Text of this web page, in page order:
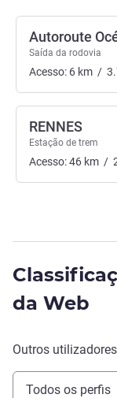
Autoroute
Saída da rodovia
Acesso: 6 km /
RENNES
Estação de trem
Acesso:46 km /
da Web
Outros
Todos os perfis